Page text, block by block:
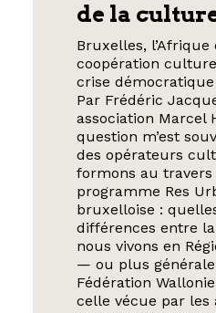
de la
Bruxelles, l’Afrique
coopération
crise
Par Frédéric
association Marcel
question m’est
des opérateurs
formons au travers
programme Res
bruxelloise :
différences entre
nous vivons en
— ou plus
Fédération
celle vécue par les